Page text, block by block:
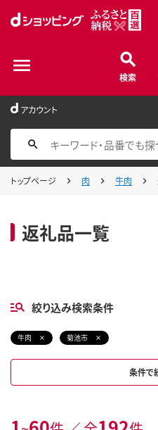
検索
アカウント
トップページ 肉 牛肉
返礼品一覧
絞り込み検索条件
牛肉 菊池市
条件で